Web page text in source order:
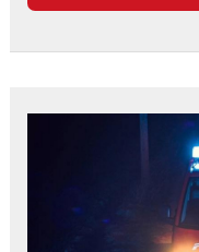
in
laufen